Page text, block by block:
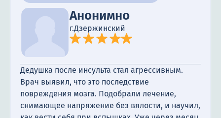
Анонимно
г.Дзержинский
Дедушка после инсульта стал агрессивным.
Врач выявил, что это последствие
повреждения мозга. Подобрали лечение,
снимающее напряжение без вялости, и научил,